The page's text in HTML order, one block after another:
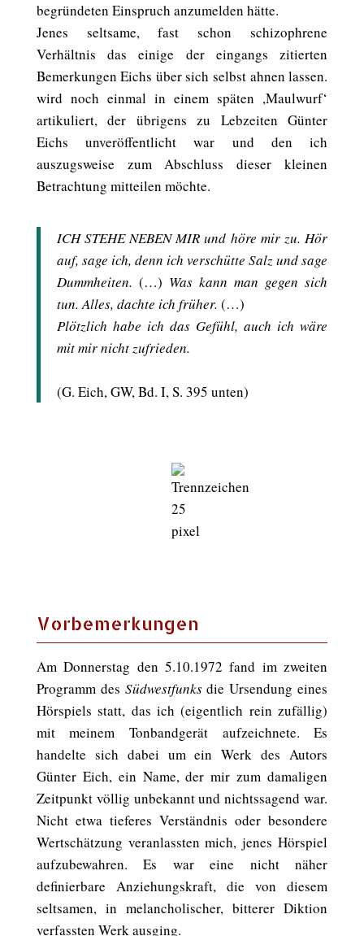
begründeten Einspruch anzumelden hätte.
Jenes seltsame, fast schon schizophrene
Verhältnis das einige der eingangs zitierten
Bemerkungen Eichs über sich selbst ahnen lassen.
wird noch einmal in einem späten ,Maulwurf‘
artikuliert, der übrigens zu Lebzeiten Günter
Eichs unveröffentlicht war und den ich
auszugsweise zum Abschluss dieser kleinen
Betrachtung mitteilen möchte.
ICH STEHE NEBEN MIR und höre mir zu. Hör
auf, sage ich, denn ich verschütte Salz und sage
Dummheiten. (…) Was kann man gegen sich
tun. Alles, dachte ich früher. (…)
Plötzlich habe ich das Gefühl, auch ich wäre
mit mir nicht zufrieden.
(G. Eich, GW, Bd. I, S. 395 unten)
Vorbemerkungen
Am Donnerstag den 5.10.1972 fand im zweiten
Programm des Südwestfunksdie Ursendung eines
Hörspiels statt, das ich (eigentlich rein zufällig)
mit meinem Tonbandgerät aufzeichnete. Es
handelte sich dabei um ein Werk des Autors
Günter Eich, ein Name, der mir zum damaligen
Zeitpunkt völlig unbekannt und nichtssagend war.
Nicht etwa tieferes Verständnis oder besondere
Wertschätzung veranlassten mich, jenes Hörspiel
aufzubewahren. Es war eine nicht näher
definierbare Anziehungskraft, die von diesem
seltsamen, in melancholischer, bitterer Diktion
verfassten Werk ausging.